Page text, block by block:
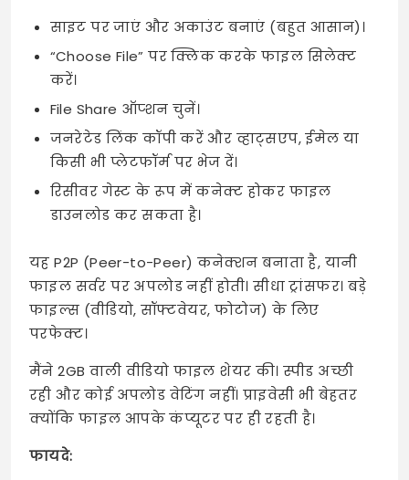
साइट पर जाएं और अकाउंट बनाएं (बहुत आसान)।
“Choose File” पर क्लिक करके फाइल सिलेक्ट
करें।
File Share ऑप्शन चुनें।
जनरेटेड लिंक कॉपी करें और व्हाट्सएप, ईमेल या
किसी भी प्लेटफॉर्म पर भेज दें।
रिसीवर गेस्ट के रूप में कनेक्ट होकर फाइल
डाउनलोड कर सकता है।
यह P2P (Peer-to-Peer) कनेक्शन बनाता है, यानी
फाइल सर्वर पर अपलोड नहीं होती। सीधा ट्रांसफर। बड़े
फाइल्स (वीडियो, सॉफ्टवेयर, फोटोज) के लिए
परफेक्ट।
मैंने 2GB वाली वीडियो फाइल शेयर की। स्पीड अच्छी
रही और कोई अपलोड वेटिंग नहीं। प्राइवेसी भी बेहतर
क्योंकि फाइल आपके कंप्यूटर पर ही रहती है।
फायदे: